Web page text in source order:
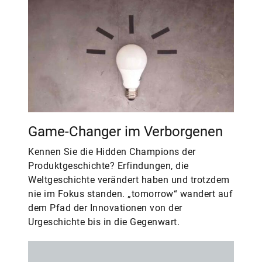
Game-Changer im Verborgenen
Kennen Sie die Hidden Champions der
Produktgeschichte? Erfindungen, die
Weltgeschichte verändert haben und trotzdem
nie im Fokus standen. „tomorrow“ wandert auf
dem Pfad der Innovationen von der
Urgeschichte bis in die Gegenwart.